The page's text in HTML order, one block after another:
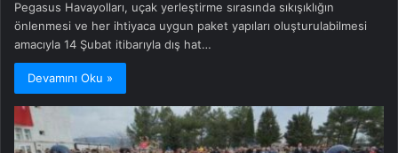
Pegasus Havayolları, uçak yerleştirme sırasında sıkışıklığın
önlenmesi ve her ihtiyaca uygun paket yapıları oluşturulabilmesi
amacıyla 14 Şubat itibarıyla dış hat…
Devamını Oku »